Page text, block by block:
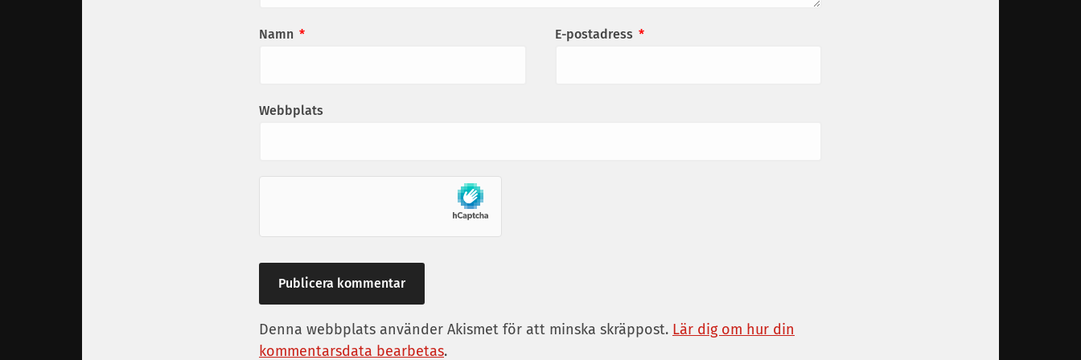
Namn * E-postadress *
Webbplats
Denna webbplats använder Akismet för att minska skräppost. Lär dig om hur din
kommentarsdata bearbetas.